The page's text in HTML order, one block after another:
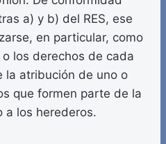
a) y b) del RES, ese
en particular, como
los derechos de cada
la atribución de uno o
que formen parte de la
a los herederos.